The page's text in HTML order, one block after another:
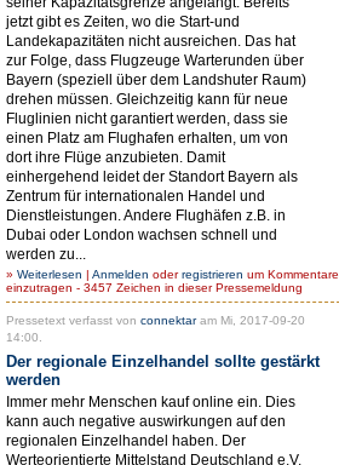
jetzt gibt es Zeiten, wo die Start-und
Landekapazitäten nicht ausreichen. Das hat
zur Folge, dass Flugzeuge Warterunden über
Bayern (speziell über dem Landshuter Raum)
drehen müssen. Gleichzeitig kann für neue
Fluglinien nicht garantiert werden, dass sie
einen Platz am Flughafen erhalten, um von
dort ihre Flüge anzubieten. Damit
einhergehend leidet der Standort Bayern als
Zentrum für internationalen Handel und
Dienstleistungen. Andere Flughäfen z.B. in
Dubai oder London wachsen schnell und
werden zu...
» Weiterlesen | Anmelden oderregistrieren um Kommentare
einzutragen - 3457 Zeichen in dieser Pressemeldung
Pressetext verfasst von connektaram Mi, 2017-09-20
14:00.
Der regionale Einzelhandel sollte gestärkt
werden
Immer mehr Menschen kauf online ein. Dies
kann auch negative auswirkungen auf den
regionalen Einzelhandel haben. Der
Werteorientierte Mittelstand Deutschland e.V.